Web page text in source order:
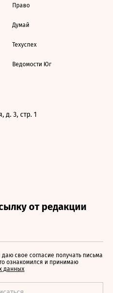
Право
Думай
Техуспех
Ведомости Юг
д. 3, стр. 1
свое согласие получать письма
ознакомился и принимаю
данных